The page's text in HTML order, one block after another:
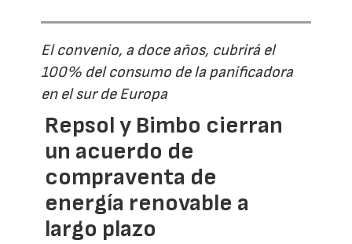
El convenio, a doce años, cubrirá el
100% del consumo de la panificadora
en el sur de Europa
Repsol y Bimbo cierran
un acuerdo de
compraventa de
energía renovable a
largo plazo